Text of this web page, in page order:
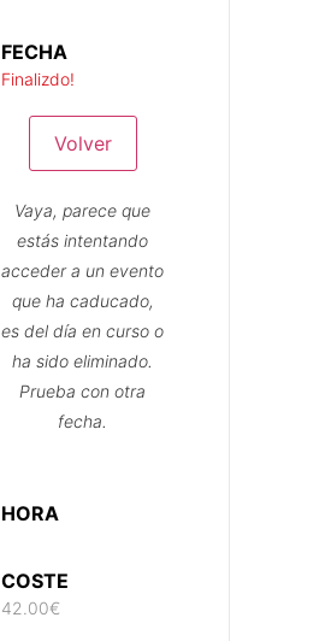
FECHA
Finalizdo!
Volver
Vaya, parece que
estás intentando
acceder a un evento
que ha caducado,
es del día en curso o
ha sido eliminado.
Prueba con otra
fecha.
HORA
COSTE
42.00€